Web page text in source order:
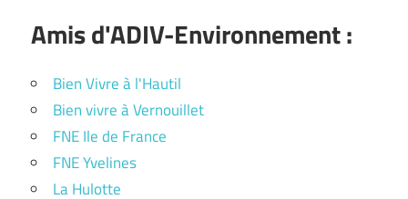
Amis d'ADIV-Environnement :
Bien Vivre à l'Hautil
Bien vivre à Vernouillet
FNE Ile de France
FNE Yvelines
La Hulotte